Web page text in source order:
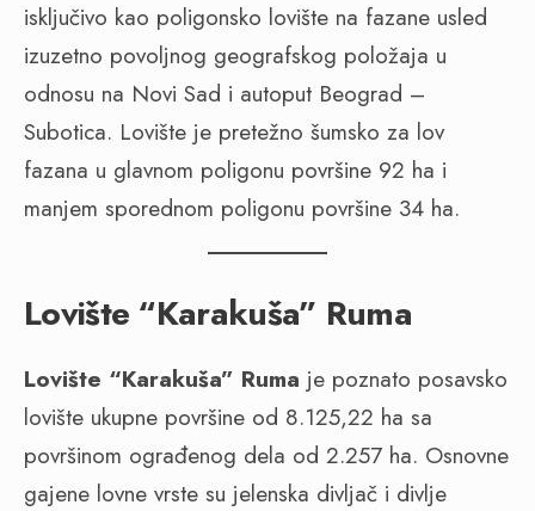
isključivo kao poligonsko lovište na fazane usled
izuzetno povoljnog geografskog položaja u
odnosu na Novi Sad i autoput Beograd –
Subotica. Lovište je pretežno šumsko za lov
fazana u glavnom poligonu površine 92 ha i
manjem sporednom poligonu površine 34 ha.
Lovište “Karakuša” Ruma
Lovište “Karakuša” Ruma je poznato posavsko
lovište ukupne površine od 8.125,22 ha sa
površinom ograđenog dela od 2.257 ha. Osnovne
gajene lovne vrste su jelenska divljač i divlje